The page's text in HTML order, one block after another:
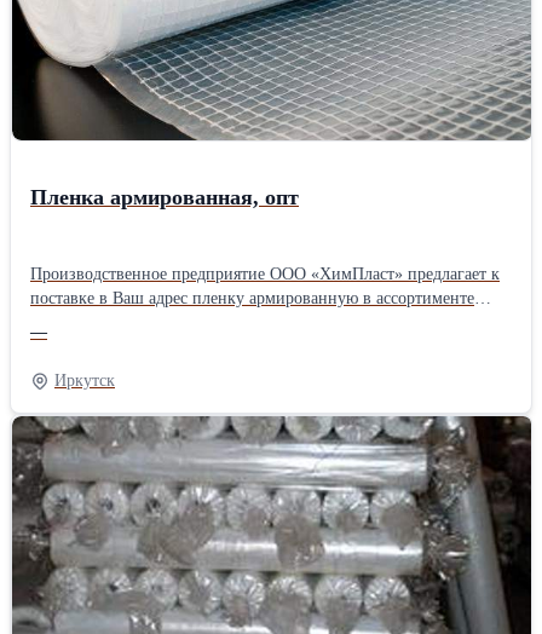
Пленка армированная, опт
Производственное предприятие ООО «ХимПласт» предлагает к
поставке в Ваш адрес пленку армированную в ассортименте
—
Иркутск